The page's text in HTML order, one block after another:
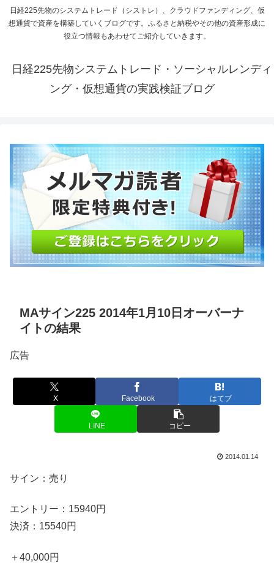
日経225先物のシステムトレード（シストレ）、クラウドファンディング、仮
想通貨で資産を構築していくブログです。ふるさと納税やその他の資産形成に
役立つ情報もあわせてご紹介していきます。
日経225先物システムトレード・ソーシャルレンディ
ング・仮想通貨の実践検証ブログ
MAサイン225 2014年1月10日オーバーナ
イトの結果
広告
X Facebook はてブ
LINE コピー
2014.01.14
サイン：売り
エントリー：15940円
決済：15540円
＋40,000円